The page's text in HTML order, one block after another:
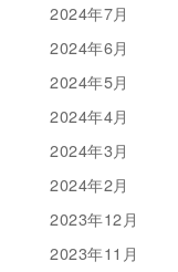
2024年7月
2024年6月
2024年5月
2024年4月
2024年3月
2024年2月
2023年12月
2023年11月